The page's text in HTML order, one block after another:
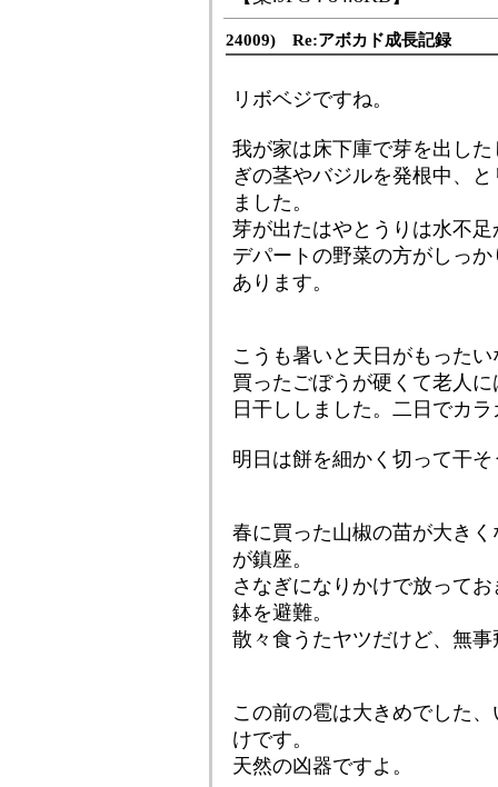
24009) Re:アボカド成長記録
リボベジですね。
我が家は床下庫で芽を出し
ぎの茎やバジルを発根中、
ました。
芽が出たはやとうりは水不
デパートの野菜の方がしっ
あります。
こうも暑いと天日がもった
買ったごぼうが硬くて老人
日干ししました。二日でカ
明日は餅を細かく切って干
春に買った山椒の苗が大き
が鎮座。
さなぎになりかけで放って
鉢を避難。
散々食うたヤツだけど、無
この前の雹は大きめでした
けです。
天然の凶器ですよ。